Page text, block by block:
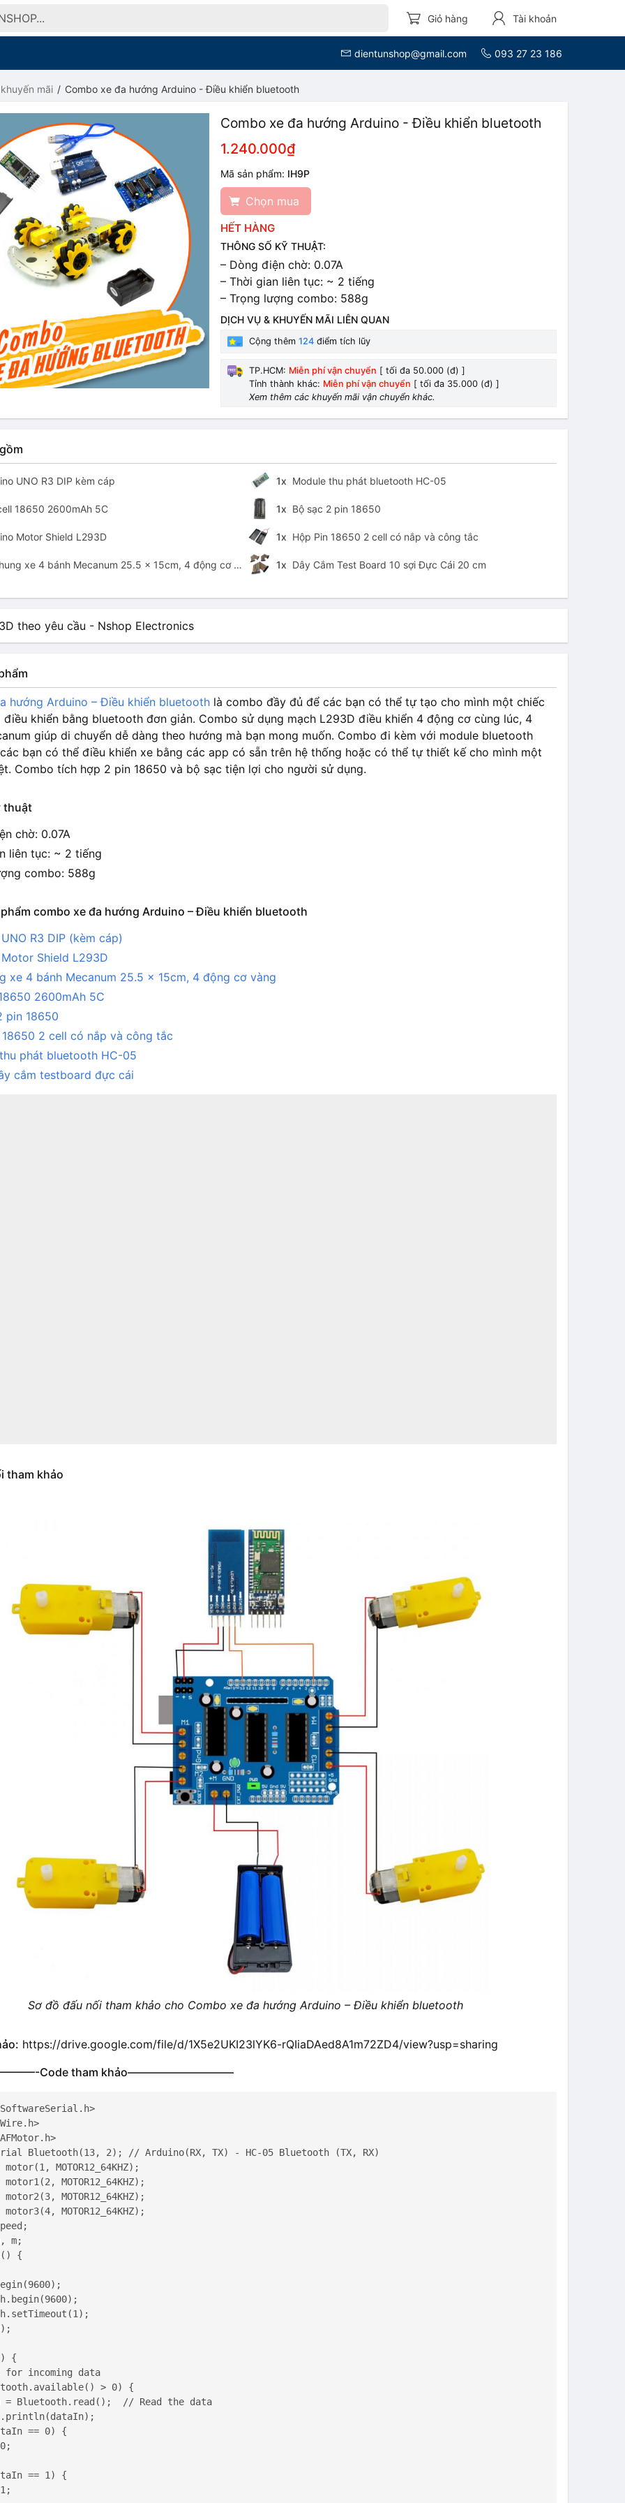
Giỏ hàng Tài khoản
dientunshop@gmail.com 093 27 23 186
mãi Combo xe đa hướng Arduino - Điều khiển bluetooth
Combo xe đa hướng Arduino - Điều khiển bluetooth
1.240.000₫
Mã sản phẩm: IH9P
Chọn mua
HẾT HÀNG
THÔNG SỐ KỸ THUẬT:
– Dòng điện chờ: 0.07A
–Thời gian liên tục: ~ 2 tiếng
–Trọng lượng combo: 588g
DỊCH VỤ & KHUYẾN MÃI LIÊN QUAN
Cộng thêm124 điểm tích lũy
TP.HCM: Miễn phí vận chuyển [ tối đa 50.000 (đ) ]
Tỉnh thành khác: Miễn phí vận chuyển [ tối đa 35.000 (đ) ]
Xem thêm các khuyến mãi vận chuyển khác.
UNO R3 DIP kèm cáp 1x Module thu phát bluetooth HC-05
18650 2600mAh 5C 1x Bộ sạc 2 pin 18650
Motor Shield L293D 1x Hộp Pin 18650 2 cell có nắp và công tắc
xe 4 bánh Mecanum 25.5 x 15cm, 4 động cơ vàng 1x Dây Cắm Test Board 10 sợi Đực Cái 20 cm
hướng Arduino – Điều khiển bluetooth là combo đầy đủ để các bạn có thể tự tạo cho mình một chiếc
điều khiển bằng bluetooth đơn giản. Combo sử dụng mạch L293D điều khiển 4 động cơ cùng lúc, 4
giúp di chuyển dễ dàng theo hướng mà bạn mong muốn. Combo đi kèm với module bluetooth
bạn có thể điều khiển xe bằng các app có sẵn trên hệ thống hoặc có thể tự thiết kế cho mình một
Combo tích hợp 2 pin 18650 và bộ sạc tiện lợi cho người sử dụng.
thuật
chờ: 0.07A
liên tục: ~ 2 tiếng
combo: 588g
combo xe đa hướng Arduino – Điều khiển bluetooth
R3 DIP (kèm cáp)
Shield L293D
xe 4 bánh Mecanum 25.5 x 15cm, 4 động cơ vàng
2600mAh 5C
pin 18650
18650 2 cell có nắp và công tắc
phát bluetooth HC-05
cắm testboard đực cái
tham khảo
Sơ đồ đấu nối tham khảo cho Combo xe đa hướng Arduino – Điều khiển bluetooth
https://drive.google.com/file/d/1X5e2UKI23lYK6-rQIiaDAed8A1m72ZD4/view?usp=sharing
Code tham khảo—————————–
Bluetooth(13, 2); // Arduino(RX, TX) - HC-05 Bluetooth (TX, RX)
motor(1, MOTOR12_64KHZ);
motor1(2, MOTOR12_64KHZ);
motor2(3, MOTOR12_64KHZ);
motor3(4, MOTOR12_64KHZ);
m;
{
{
for incoming data
> 0) {
= Bluetooth.read();  // Read the data
== 0) {
== 1) {